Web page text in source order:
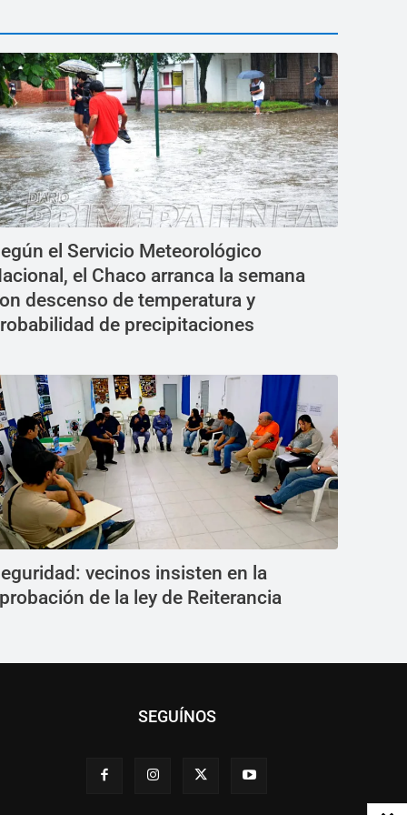
el Servicio Meteorológico
el Chaco arranca la semana
descenso de temperatura y
de precipitaciones
vecinos insisten en la
de la ley de Reiterancia
SEGUÍNOS